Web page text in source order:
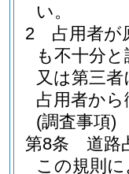
い。
2
占用者が
も不十分
又は第三
占用者か
(調査事項)
第8条
道路
この規則